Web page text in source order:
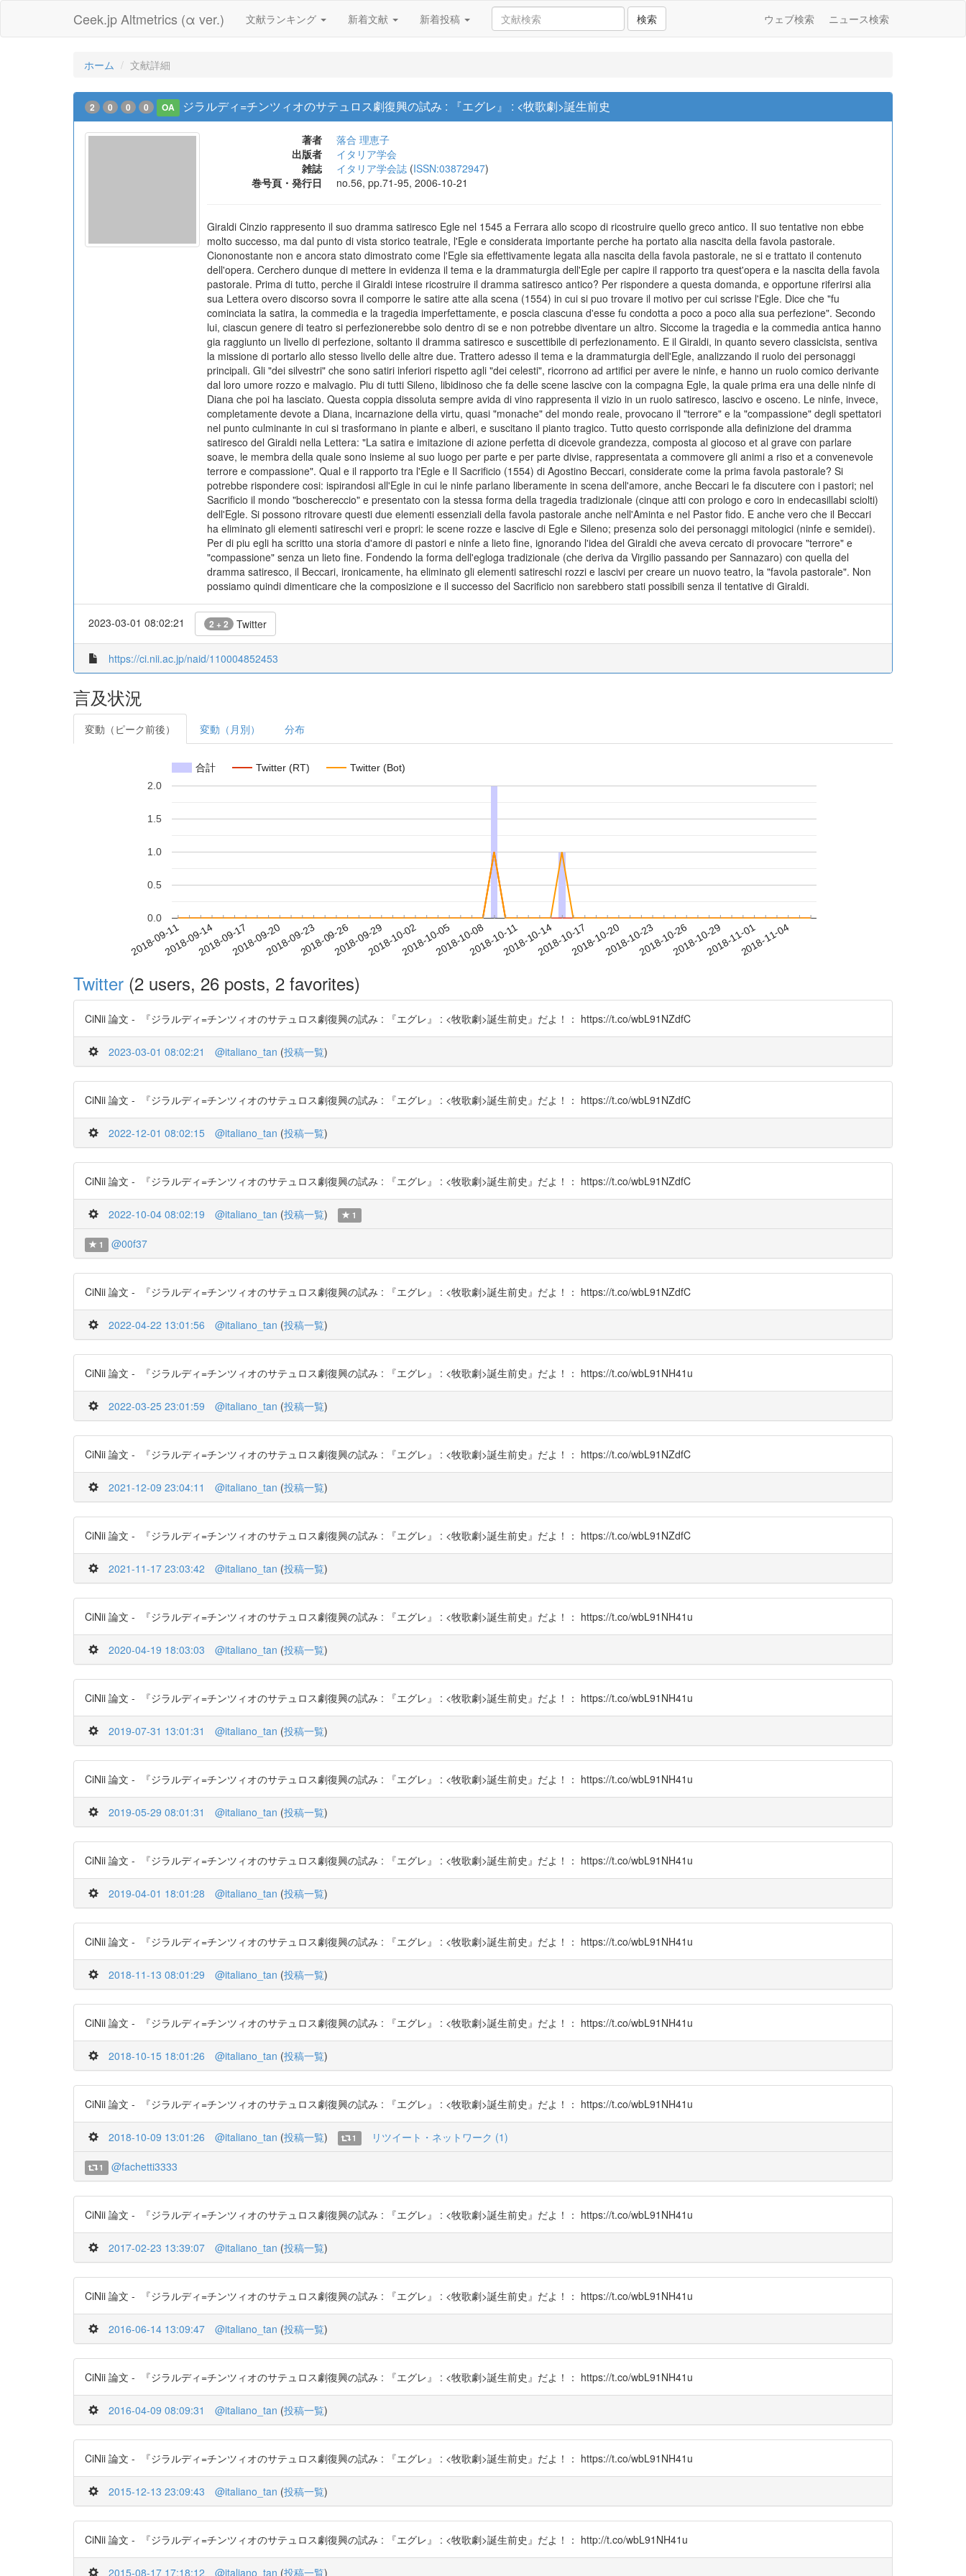
Ceek.jp Altmetrics (α ver.) 文献ランキング 新着文献 新着投稿 検索 ウェブ検索 ニュース検索
ホーム 文献詳細
2 0 0 0 OA ジラルディ=チンツィオのサテュロス劇復興の試み : 『エグレ』 : <牧歌劇>誕生前史
著者
落合 理恵子
出版者
イタリア学会
雑誌
イタリア学会誌 (ISSN:03872947)
巻号頁・発行日
no.56, pp.71-95, 2006-10-21
Giraldi Cinzio rappresento il suo dramma satiresco Egle nel 1545 a Ferrara allo scopo di ricostruire quello greco antico. II suo tentative non ebbe
molto successo, ma dal punto di vista storico teatrale, l'Egle e considerata importante perche ha portato alia nascita della favola pastorale.
Ciononostante non e ancora stato dimostrato come l'Egle sia effettivamente legata alla nascita della favola pastorale, ne si e trattato il contenuto
dell'opera. Cerchero dunque di mettere in evidenza il tema e la drammaturgia dell'Egle per capire il rapporto tra quest'opera e la nascita della favola
pastorale. Prima di tutto, perche il Giraldi intese ricostruire il dramma satiresco antico? Per rispondere a questa domanda, e opportune riferirsi alia
sua Lettera overo discorso sovra il comporre le satire atte alla scena (1554) in cui si puo trovare il motivo per cui scrisse l'Egle. Dice che "fu
cominciata la satira, la commedia e la tragedia imperfettamente, e poscia ciascuna d'esse fu condotta a poco a poco alia sua perfezione". Secondo
lui, ciascun genere di teatro si perfezionerebbe solo dentro di se e non potrebbe diventare un altro. Siccome la tragedia e la commedia antica hanno
gia raggiunto un livello di perfezione, soltanto il dramma satiresco e suscettibile di perfezionamento. E il Giraldi, in quanto severo classicista, sentiva
la missione di portarlo allo stesso livello delle altre due. Trattero adesso il tema e la drammaturgia dell'Egle, analizzando il ruolo dei personaggi
principali. Gli "dei silvestri" che sono satiri inferiori rispetto agli "dei celesti", ricorrono ad artifici per avere le ninfe, e hanno un ruolo comico derivante
dal loro umore rozzo e malvagio. Piu di tutti Sileno, libidinoso che fa delle scene lascive con la compagna Egle, la quale prima era una delle ninfe di
Diana che poi ha lasciato. Questa coppia dissoluta sempre avida di vino rappresenta il vizio in un ruolo satiresco, lascivo e osceno. Le ninfe, invece,
completamente devote a Diana, incarnazione della virtu, quasi "monache" del mondo reale, provocano il "terrore" e la "compassione" degli spettatori
nel punto culminante in cui si trasformano in piante e alberi, e suscitano il pianto tragico. Tutto questo corrisponde alla definizione del dramma
satiresco del Giraldi nella Lettera: "La satira e imitazione di azione perfetta di dicevole grandezza, composta al giocoso et al grave con parlare
soave, le membra della quale sono insieme al suo luogo per parte e per parte divise, rappresentata a commovere gli animi a riso et a convenevole
terrore e compassione". Qual e il rapporto tra l'Egle e Il Sacrificio (1554) di Agostino Beccari, considerate come la prima favola pastorale? Si
potrebbe rispondere cosi: ispirandosi all'Egle in cui le ninfe parlano liberamente in scena dell'amore, anche Beccari le fa discutere con i pastori; nel
Sacrificio il mondo "boschereccio" e presentato con la stessa forma della tragedia tradizionale (cinque atti con prologo e coro in endecasillabi sciolti)
dell'Egle. Si possono ritrovare questi due elementi essenziali della favola pastorale anche nell'Aminta e nel Pastor fido. E anche vero che il Beccari
ha eliminato gli elementi satireschi veri e propri: le scene rozze e lascive di Egle e Sileno; presenza solo dei personaggi mitologici (ninfe e semidei).
Per di piu egli ha scritto una storia d'amore di pastori e ninfe a lieto fine, ignorando l'idea del Giraldi che aveva cercato di provocare "terrore" e
"compassione" senza un lieto fine. Fondendo la forma dell'egloga tradizionale (che deriva da Virgilio passando per Sannazaro) con quella del
dramma satiresco, il Beccari, ironicamente, ha eliminato gli elementi satireschi rozzi e lascivi per creare un nuovo teatro, la "favola pastorale". Non
possiamo quindi dimenticare che la composizione e il successo del Sacrificio non sarebbero stati possibili senza il tentative di Giraldi.
2023-03-01 08:02:21 2 + 2 Twitter
https://ci.nii.ac.jp/naid/110004852453
言及状況
変動（ピーク前後） 変動（月別） 分布
合計 Twitter (RT) Twitter (Bot)
2018-09-112018-09-142018-09-172018-09-202018-09-232018-09-262018-09-292018-10-022018-10-052018-10-082018-10-112018-10-142018-10-172018-10-202018-10-232018-10-262018-10-292018-11-012018-11-04
0.0
0.5
1.0
1.5
2.0
Twitter (2 users, 26 posts, 2 favorites)
CiNii 論文 - 『ジラルディ=チンツィオのサテュロス劇復興の試み : 『エグレ』 : <牧歌劇>誕生前史』だよ！： https://t.co/wbL91NZdfC
2023-03-01 08:02:21 @italiano_tan (投稿一覧)
CiNii 論文 - 『ジラルディ=チンツィオのサテュロス劇復興の試み : 『エグレ』 : <牧歌劇>誕生前史』だよ！： https://t.co/wbL91NZdfC
2022-12-01 08:02:15 @italiano_tan (投稿一覧)
CiNii 論文 - 『ジラルディ=チンツィオのサテュロス劇復興の試み : 『エグレ』 : <牧歌劇>誕生前史』だよ！： https://t.co/wbL91NZdfC
2022-10-04 08:02:19 @italiano_tan (投稿一覧) 1
1 @00f37
CiNii 論文 - 『ジラルディ=チンツィオのサテュロス劇復興の試み : 『エグレ』 : <牧歌劇>誕生前史』だよ！： https://t.co/wbL91NZdfC
2022-04-22 13:01:56 @italiano_tan (投稿一覧)
CiNii 論文 - 『ジラルディ=チンツィオのサテュロス劇復興の試み : 『エグレ』 : <牧歌劇>誕生前史』だよ！： https://t.co/wbL91NH41u
2022-03-25 23:01:59 @italiano_tan (投稿一覧)
CiNii 論文 - 『ジラルディ=チンツィオのサテュロス劇復興の試み : 『エグレ』 : <牧歌劇>誕生前史』だよ！： https://t.co/wbL91NZdfC
2021-12-09 23:04:11 @italiano_tan (投稿一覧)
CiNii 論文 - 『ジラルディ=チンツィオのサテュロス劇復興の試み : 『エグレ』 : <牧歌劇>誕生前史』だよ！： https://t.co/wbL91NZdfC
2021-11-17 23:03:42 @italiano_tan (投稿一覧)
CiNii 論文 - 『ジラルディ=チンツィオのサテュロス劇復興の試み : 『エグレ』 : <牧歌劇>誕生前史』だよ！： https://t.co/wbL91NH41u
2020-04-19 18:03:03 @italiano_tan (投稿一覧)
CiNii 論文 - 『ジラルディ=チンツィオのサテュロス劇復興の試み : 『エグレ』 : <牧歌劇>誕生前史』だよ！： https://t.co/wbL91NH41u
2019-07-31 13:01:31 @italiano_tan (投稿一覧)
CiNii 論文 - 『ジラルディ=チンツィオのサテュロス劇復興の試み : 『エグレ』 : <牧歌劇>誕生前史』だよ！： https://t.co/wbL91NH41u
2019-05-29 08:01:31 @italiano_tan (投稿一覧)
CiNii 論文 - 『ジラルディ=チンツィオのサテュロス劇復興の試み : 『エグレ』 : <牧歌劇>誕生前史』だよ！： https://t.co/wbL91NH41u
2019-04-01 18:01:28 @italiano_tan (投稿一覧)
CiNii 論文 - 『ジラルディ=チンツィオのサテュロス劇復興の試み : 『エグレ』 : <牧歌劇>誕生前史』だよ！： https://t.co/wbL91NH41u
2018-11-13 08:01:29 @italiano_tan (投稿一覧)
CiNii 論文 - 『ジラルディ=チンツィオのサテュロス劇復興の試み : 『エグレ』 : <牧歌劇>誕生前史』だよ！： https://t.co/wbL91NH41u
2018-10-15 18:01:26 @italiano_tan (投稿一覧)
CiNii 論文 - 『ジラルディ=チンツィオのサテュロス劇復興の試み : 『エグレ』 : <牧歌劇>誕生前史』だよ！： https://t.co/wbL91NH41u
2018-10-09 13:01:26 @italiano_tan (投稿一覧) 1 リツイート・ネットワーク (1)
1 @fachetti3333
CiNii 論文 - 『ジラルディ=チンツィオのサテュロス劇復興の試み : 『エグレ』 : <牧歌劇>誕生前史』だよ！： https://t.co/wbL91NH41u
2017-02-23 13:39:07 @italiano_tan (投稿一覧)
CiNii 論文 - 『ジラルディ=チンツィオのサテュロス劇復興の試み : 『エグレ』 : <牧歌劇>誕生前史』だよ！： https://t.co/wbL91NH41u
2016-06-14 13:09:47 @italiano_tan (投稿一覧)
CiNii 論文 - 『ジラルディ=チンツィオのサテュロス劇復興の試み : 『エグレ』 : <牧歌劇>誕生前史』だよ！： https://t.co/wbL91NH41u
2016-04-09 08:09:31 @italiano_tan (投稿一覧)
CiNii 論文 - 『ジラルディ=チンツィオのサテュロス劇復興の試み : 『エグレ』 : <牧歌劇>誕生前史』だよ！： https://t.co/wbL91NH41u
2015-12-13 23:09:43 @italiano_tan (投稿一覧)
CiNii 論文 - 『ジラルディ=チンツィオのサテュロス劇復興の試み : 『エグレ』 : <牧歌劇>誕生前史』だよ！： http://t.co/wbL91NH41u
2015-08-17 17:18:12 @italiano_tan (投稿一覧)